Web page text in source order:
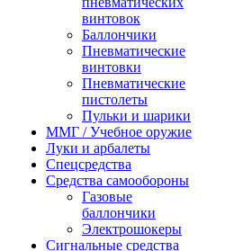
винтовок
Баллончики
Пневматические
винтовки
Пневматические
пистолеты
Пульки и шарики
ММГ / Учебное оружие
Луки и арбалеты
Спецсредства
Средства самообороны
Газовые
баллончики
Электрошокеры
Сигнальные средства